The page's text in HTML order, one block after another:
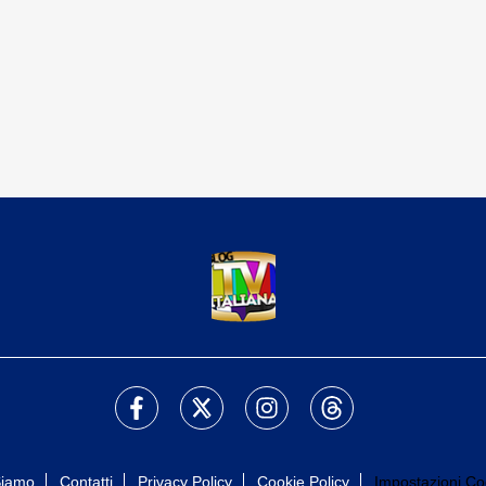
Contatti Privacy Policy Cookie Policy Impostazioni